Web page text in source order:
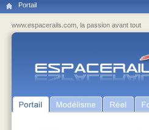
Portail
www.espacerails.com, la passion avant tout